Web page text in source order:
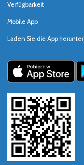
Verfügbarkeit
Mobile App
Laden Sie die App herunter